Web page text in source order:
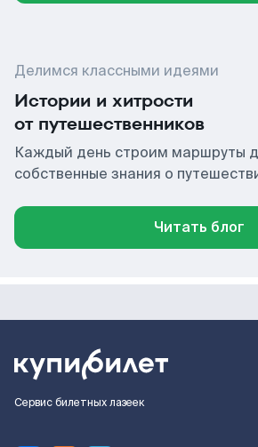
Делимся классными идеями
Истории и хитрости
от путешественников
Каждый день строим маршруты
собственные знания о
Читать блог
Сервис билетных лазеек